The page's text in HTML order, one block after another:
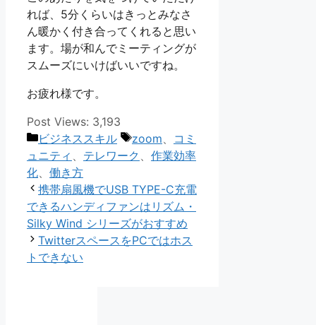
れば、5分くらいはきっとみなさ
ん暖かく付き合ってくれると思い
ます。場が和んでミーティングが
スムーズにいけばいいですね。
お疲れ様です。
Post Views: 3,193
カ
テ
ゴ
リ
ー
ビジネススキル
タ
グ
zoom、 コミ
ュニティ 、 テレワーク 、 作業効率
化、 働き方
携帯扇風機でUSB TYPE-C充電
できるハンディファンはリズム・
Silky Wind シリーズがおすすめ
TwitterスペースをPCではホス
トできない